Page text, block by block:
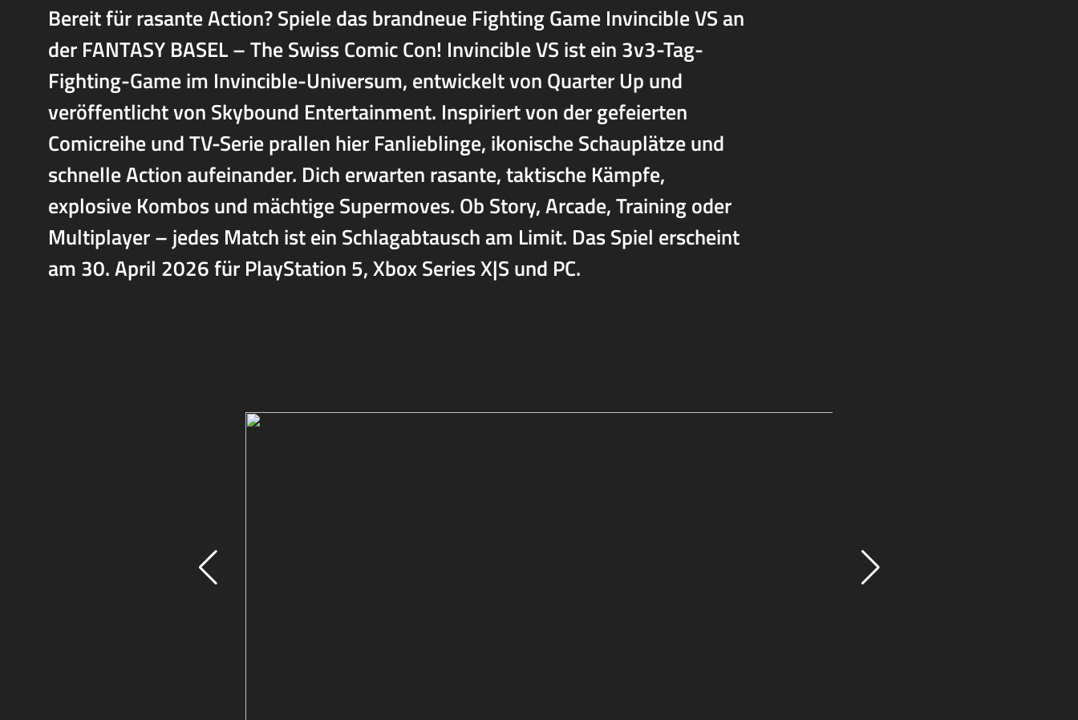
Bereit für rasante Action? Spiele das brandneue Fighting Game Invincible VS an
der FANTASY BASEL – The Swiss Comic Con! Invincible VS ist ein 3v3-Tag-
Fighting-Game im Invincible-Universum, entwickelt von Quarter Up und
veröffentlicht von Skybound Entertainment. Inspiriert von der gefeierten
Comicreihe und TV-Serie prallen hier Fanlieblinge, ikonische Schauplätze und
schnelle Action aufeinander. Dich erwarten rasante, taktische Kämpfe,
explosive Kombos und mächtige Supermoves. Ob Story, Arcade, Training oder
Multiplayer – jedes Match ist ein Schlagabtausch am Limit. Das Spiel erscheint
am 30. April 2026 für PlayStation 5, Xbox Series X|S und PC.